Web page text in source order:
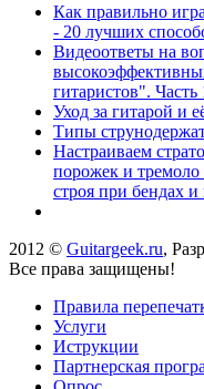
Как правильно
- 20 лучших
Видеоответы на
гитаристов". Часть
Уход за гитарой и
Типы
Настраиваем
порожек и
строя при бендах
2012 © Guitargeek.ru,
Все права защищены!
Правила
Услуги
Иструкции
Партнерская